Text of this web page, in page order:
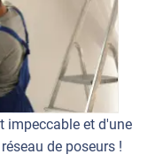
impeccable et d'une
de poseurs !